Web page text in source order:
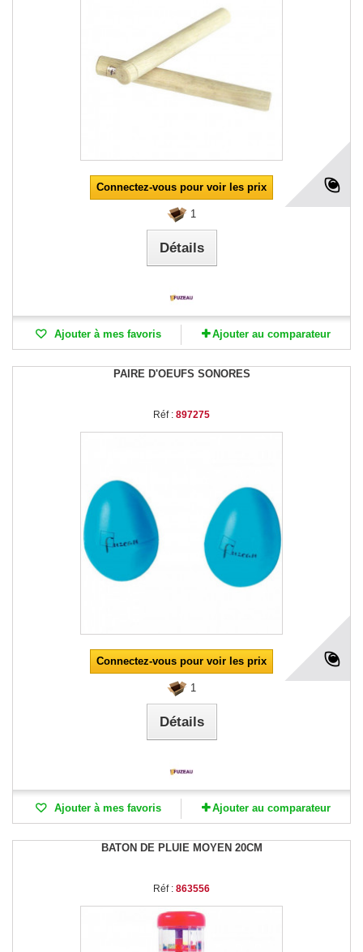
Connectez-vous pour voir les prix
1
Détails
Ajouter à mes favoris Ajouter au comparateur
PAIRE D'OEUFS SONORES
Réf : 897275
Connectez-vous pour voir les prix
1
Détails
Ajouter à mes favoris Ajouter au comparateur
BATON DE PLUIE MOYEN 20CM
Réf : 863556